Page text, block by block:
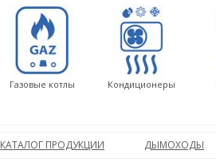
Газовые котлы Кондиционеры
КАТАЛОГ ПРОДУКЦИИ ДЫМОХОДЫ